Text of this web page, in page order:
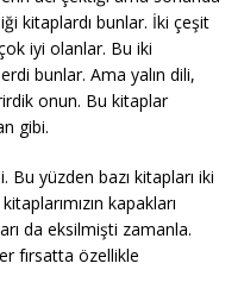
kitaplardı bunlar. İki çeşit
iyi olanlar. Bu iki
bunlar. Ama yalın dili,
onun. Bu kitaplar
gibi.
yüzden bazı kitapları iki
kapakları
da eksilmişti zamanla.
fırsatta özellikle